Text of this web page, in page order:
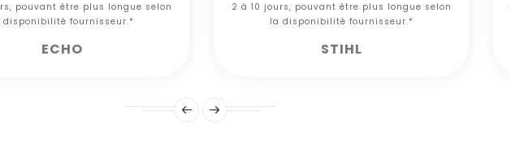
pouvant être plus longue selon
disponibilité fournisseur.*
ECHO
2 à 10 jours, pouvant être plus longue selon
la disponibilité fournisseur.*
STIHL